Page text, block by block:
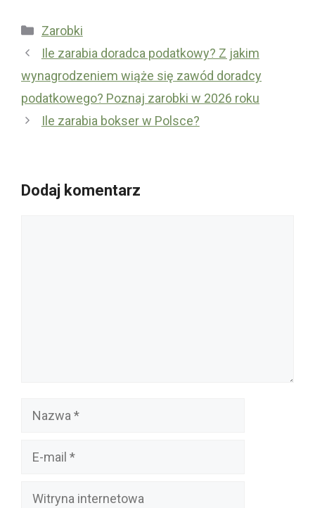
Kategorie
Zarobki
Ile zarabia doradca podatkowy? Z jakim
wynagrodzeniem wiąże się zawód doradcy
podatkowego? Poznaj zarobki w 2026 roku
Ile zarabia bokser w Polsce?
Dodaj komentarz
Nazwa
Witryna